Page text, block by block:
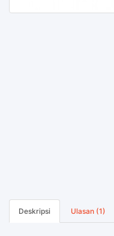
Deskripsi Ulasan (1)